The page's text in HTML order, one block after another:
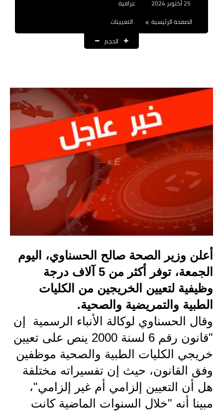
العقود والاجور اليومية
القروض والسلف
المنح المالية
قطع الاراضي
اخبار العراق
الاخبار السياسية
الاخبار الامنية
الاخبار الرياضية
المدارس
اخبار وقرارات وزارة التربية
نتائج الامتحانات
المرحلة الابتدائية
المرحلة المتوسطة
المرحلة الاعدادية
عراقية
الصفحة الرئيسية
التعيينات
الحجم
أعلن وزير الصحة صالح الحسناوي، اليوم
الجمعة، توفر أكثر من 5 آلاف درجة
وظيفية لتعيين الخريجين من الكليات
الطبية والتمريضية والصحية.
وقال الحسناوي لوكالة الأنباء الرسمية إن
"قانون رقم 6 لسنة 2000 ينص على تعيين
خريجي الكليات الطبية والصحية موظفين
وفق القانون، حيث إن تفسيراته مختلفة
هل أن التعيين إلزامي أم غير إلزامي"،
مبينا أنه "خلال السنوات الماضية كانت